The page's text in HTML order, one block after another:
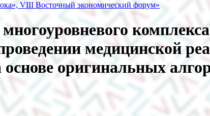
VIII Восточный экономический форум»
медицинской
оригинальных